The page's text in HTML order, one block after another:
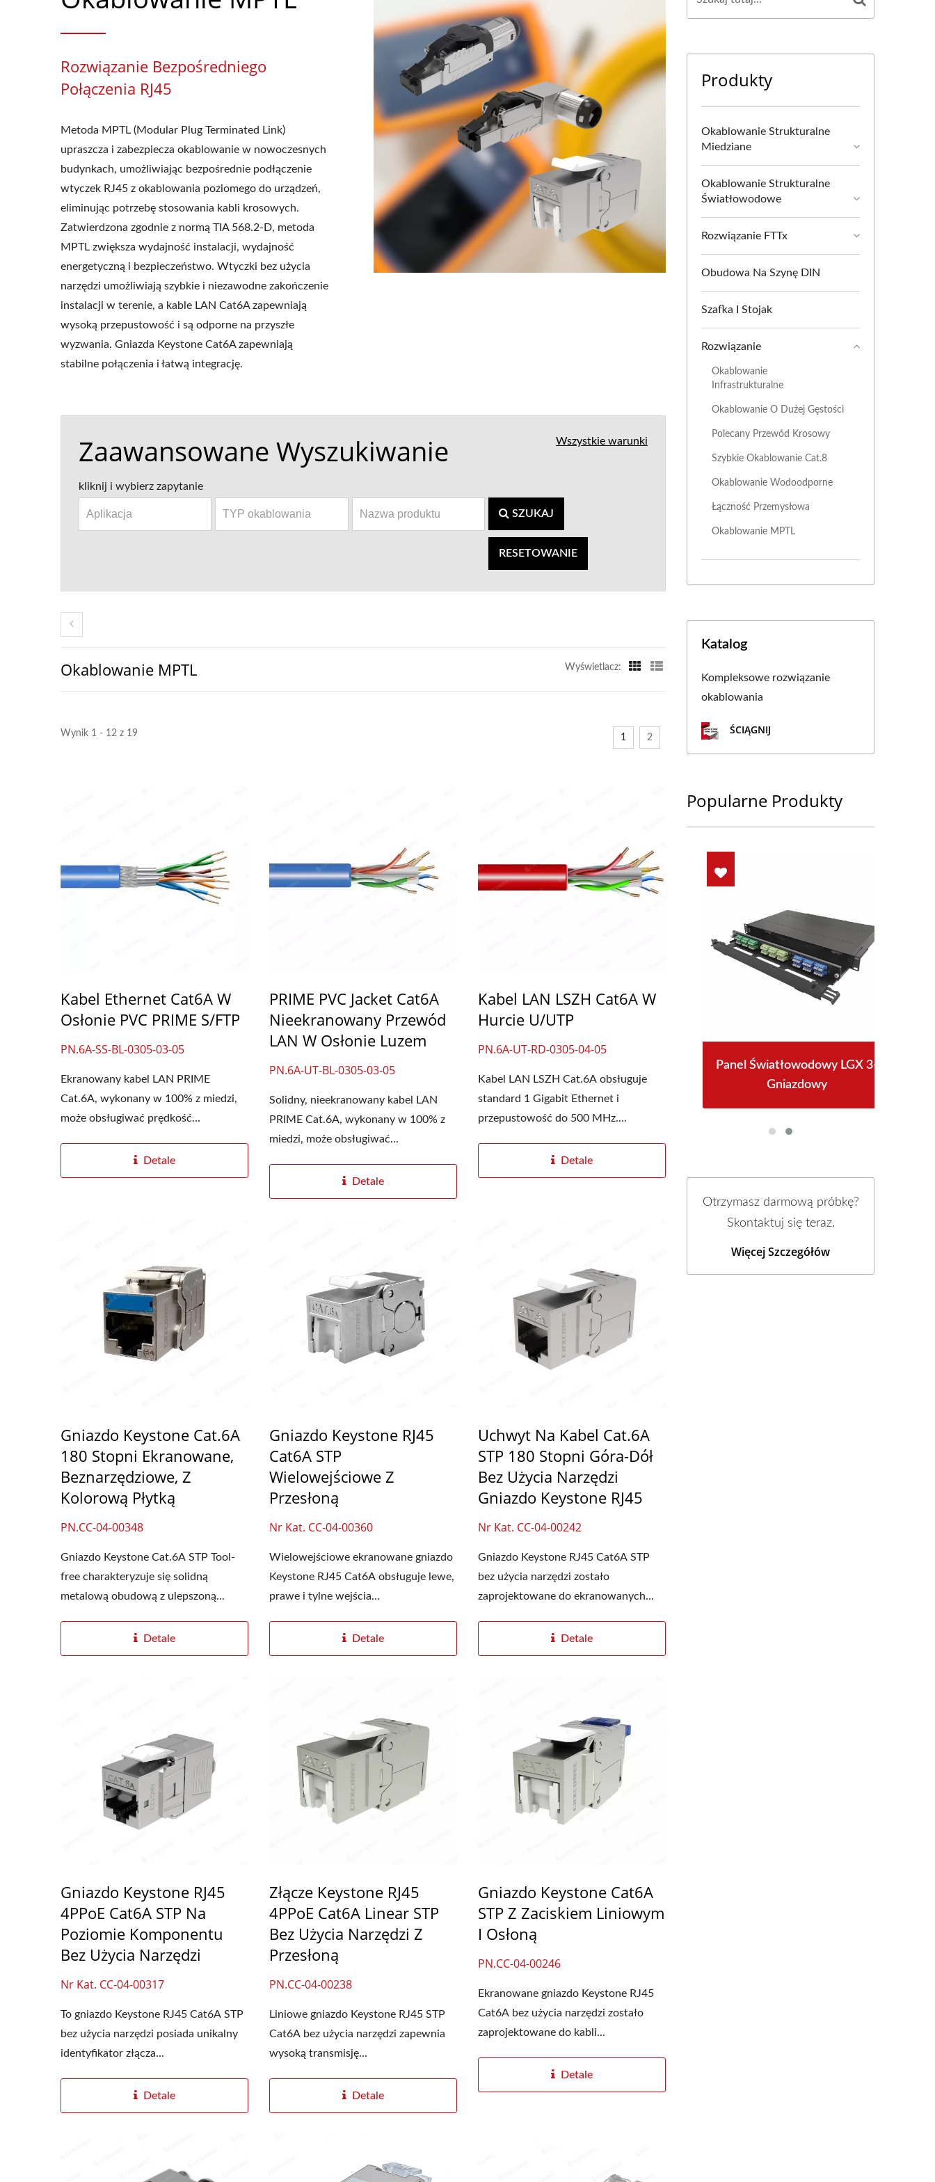
Rozwiązanie Bezpośredniego
Połączenia RJ45
Metoda MPTL (Modular Plug Terminated Link)
upraszcza i zabezpiecza okablowanie w nowoczesnych
budynkach, umożliwiając bezpośrednie podłączenie
wtyczek RJ45 z okablowania poziomego do urządzeń,
eliminując potrzebę stosowania kabli krosowych.
Zatwierdzona zgodnie z normą TIA 568.2-D, metoda
MPTL zwiększa wydajność instalacji, wydajność
energetyczną i bezpieczeństwo. Wtyczki bez użycia
narzędzi umożliwiają szybkie i niezawodne zakończenie
instalacji w terenie, a kable LAN Cat6A zapewniają
wysoką przepustowość i są odporne na przyszłe
wyzwania. Gniazda Keystone Cat6A zapewniają
stabilne połączenia i łatwą integrację.
Wszystkie warunki
Zaawansowane Wyszukiwanie
kliknij i wybierz zapytanie
SZUKAJ
RESETOWANIE
Okablowanie MPTL Wyświetlacz:
Wynik 1 - 12 z 19 1 2
Kabel Ethernet Cat6A W
Osłonie PVC PRIME S/FTP
PN.6A-SS-BL-0305-03-05
Ekranowany kabel LAN PRIME
Cat.6A, wykonany w 100% z miedzi,
może obsługiwać prędkość...
Detale
PRIME PVC Jacket Cat6A
Nieekranowany Przewód
LAN W Osłonie Luzem
PN.6A-UT-BL-0305-03-05
Solidny, nieekranowany kabel LAN
PRIME Cat.6A, wykonany w 100% z
miedzi, może obsługiwać...
Detale
Kabel LAN LSZH Cat6A W
Hurcie U/UTP
PN.6A-UT-RD-0305-04-05
Kabel LAN LSZH Cat.6A obsługuje
standard 1 Gigabit Ethernet i
przepustowość do 500 MHz....
Detale
Gniazdo Keystone Cat.6A
180 Stopni Ekranowane,
Beznarzędziowe, Z
Kolorową Płytką
PN.CC-04-00348
Gniazdo Keystone Cat.6A STP Tool-
free charakteryzuje się solidną
metalową obudową z ulepszoną...
Detale
Gniazdo Keystone RJ45
Cat6A STP
Wielowejściowe Z
Przesłoną
Nr Kat. CC-04-00360
Wielowejściowe ekranowane gniazdo
Keystone RJ45 Cat6A obsługuje lewe,
prawe i tylne wejścia...
Detale
Uchwyt Na Kabel Cat.6A
STP 180 Stopni Góra-Dół
Bez Użycia Narzędzi
Gniazdo Keystone RJ45
Nr Kat. CC-04-00242
Gniazdo Keystone RJ45 Cat6A STP
bez użycia narzędzi zostało
zaprojektowane do ekranowanych...
Detale
Gniazdo Keystone RJ45
4PPoE Cat6A STP Na
Poziomie Komponentu
Bez Użycia Narzędzi
Nr Kat. CC-04-00317
To gniazdo Keystone RJ45 Cat6A STP
bez użycia narzędzi posiada unikalny
identyfikator złącza...
Detale
Złącze Keystone RJ45
4PPoE Cat6A Linear STP
Bez Użycia Narzędzi Z
Przesłoną
PN.CC-04-00238
Liniowe gniazdo Keystone RJ45 STP
Cat6A bez użycia narzędzi zapewnia
wysoką transmisję...
Detale
Gniazdo Keystone Cat6A
STP Z Zaciskiem Liniowym
I Osłoną
PN.CC-04-00246
Ekranowane gniazdo Keystone RJ45
Cat6A bez użycia narzędzi zostało
zaprojektowane do kabli...
Detale
Produkty
Okablowanie Strukturalne
Miedziane
Okablowanie Strukturalne
Światłowodowe
Rozwiązanie FTTx
Obudowa Na Szynę DIN
Szafka I Stojak
Rozwiązanie
Okablowanie
Infrastrukturalne
Okablowanie O Dużej Gęstości
Polecany Przewód Krosowy
Szybkie Okablowanie Cat.8
Okablowanie Wodoodporne
Łączność Przemysłowa
Okablowanie MPTL
Katalog
Kompleksowe rozwiązanie
okablowania
ŚCIĄGNIJ
Popularne Produkty
Panel Światłowodowy LGX 3-
Panel Światłowodowy LGX 3-
Gniazdowy
Otrzymasz darmową próbkę?
Skontaktuj się teraz.
Więcej Szczegółów